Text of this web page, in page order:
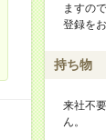
ますの
登録を
持ち物
来社不
ん。